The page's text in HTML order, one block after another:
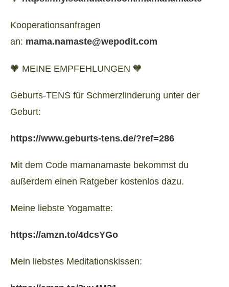
Kooperationsanfragen
an: mama.namaste@wepodit.com
🧡 MEINE EMPFEHLUNGEN 🧡
Geburts-TENS für Schmerzlinderung unter der
Geburt:
https://www.geburts-tens.de/?ref=286
Mit dem Code mamanamaste bekommst du
außerdem einen Ratgeber kostenlos dazu.
Meine liebste Yogamatte:
https://amzn.to/4dcsYGo
Mein liebstes Meditationskissen: